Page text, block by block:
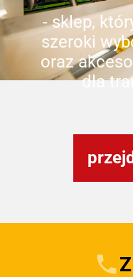
- sklep,
szeroki
oraz
dla